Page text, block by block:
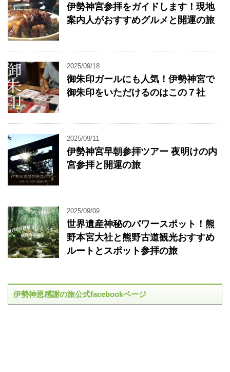
伊勢神宮参拝をガイドします！現地
案内人がおすすめグルメと開運の旅
2025/09/18
御朱印ガールにも人気！伊勢神宮で
御朱印をいただけるのはこの７社
2025/09/11
伊勢神宮早朝参拝ツアー 夜明けの内
宮参拝と開運の旅
2025/09/09
世界遺産神秘のパワースポット！熊
野本宮大社と熊野古道観光おすすめ
ルートとスポット参拝の旅
伊勢神恩感謝の旅公式facebookページ